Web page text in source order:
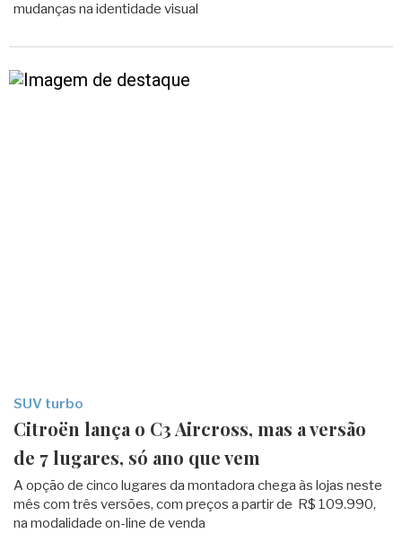
mudanças na identidade visual
SUV turbo
Citroën lança o C3 Aircross, mas a versão
de 7 lugares, só ano que vem
A opção de cinco lugares da montadora chega às lojas neste
mês com três versões, com preços a partir de R$ 109.990,
na modalidade on-line de venda